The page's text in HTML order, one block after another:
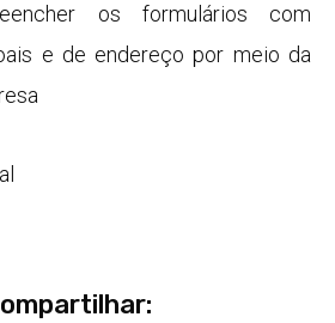
os formulários com
e de endereço por meio da